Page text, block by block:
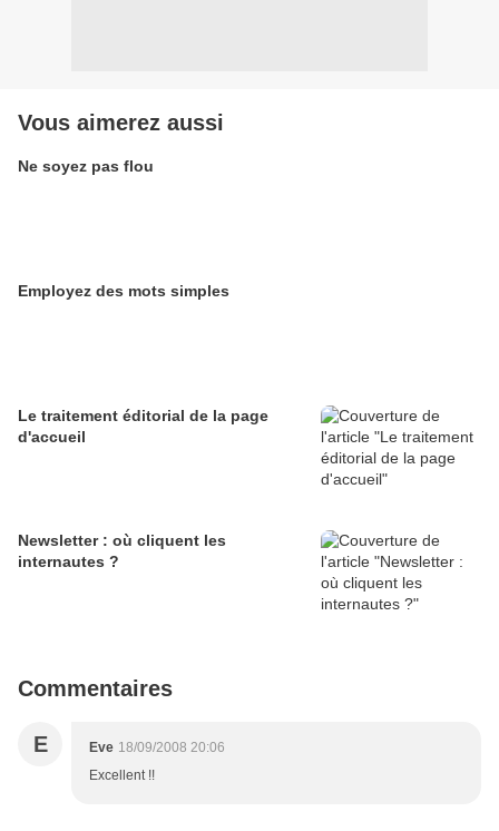
Vous aimerez aussi
Ne soyez pas flou
Employez des mots simples
Le traitement éditorial de la page
d'accueil
Newsletter : où cliquent les
internautes ?
Commentaires
E Eve 18/09/2008 20:06
Excellent !!